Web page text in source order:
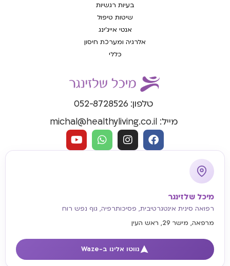
טלפון: 052-8728526
מייל: michal@healthyliving.co.il
מיכל שלזינגר
רפואה סינית אינטגרטיבית, פסיכותרפיה, גוף נפש רוח
מרפאה, מישר 29, ראש העין
נווטו אלינו ב-Waze
בעיות רגשיות
שיטות טיפול
אנטי אייג'ינג
אלרגיה ומערכת חיסון
כללי